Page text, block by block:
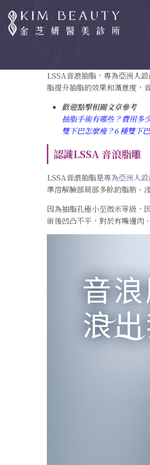
LSSA音浪抽脂，專為亞洲人
脂提升抽脂的效果和滿意度，
歡迎點擊相關文章參考
抽脂手術有哪些？費用多
雙下巴怎麼瘦？6 種雙下
認識LSSA 音浪脂雕
LSSA音浪抽脂是專為亞洲人
準溶解臉部局部多餘的脂肪、
因為抽脂孔極小至微米等級，
術後凹凸不平，對於有嘴邊肉